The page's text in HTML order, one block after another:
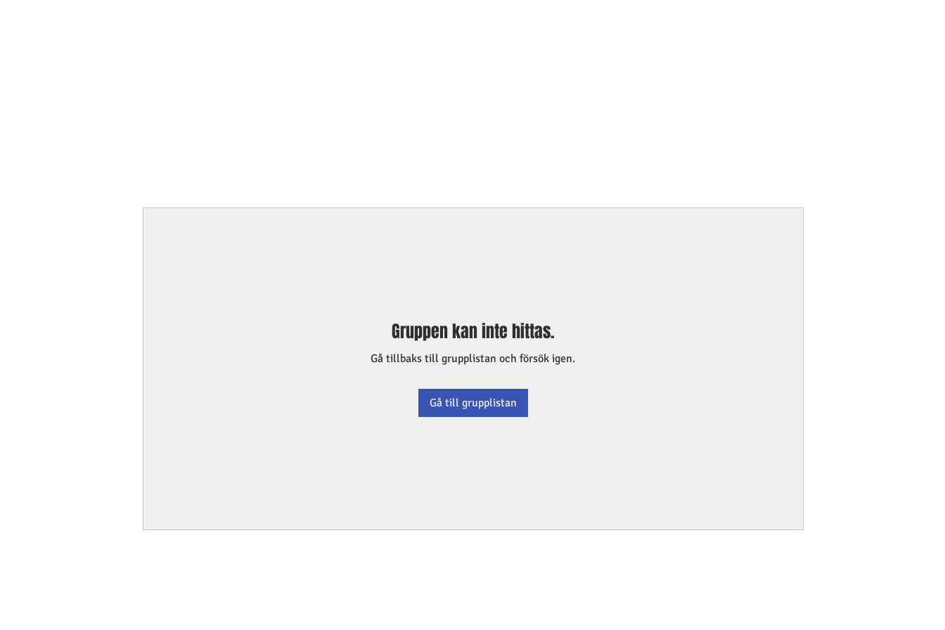
Gruppen kan inte hittas.
Gå tillbaks till grupplistan och försök igen.
Gå till grupplistan